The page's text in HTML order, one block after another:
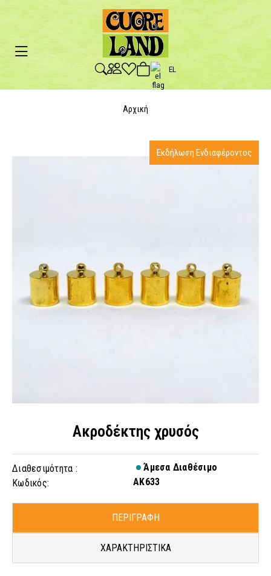
EL
Αρχική
Ακροδέκτης χρυσός
Διαθεσιμότητα :
Άμεσα Διαθέσιμο
Κωδικός:
AK633
ΠΕΡΙΓΡΑΦΗ
ΧΑΡΑΚΤΗΡΙΣΤΙΚΑ
Εκδήλωση Ενδιαφέροντος